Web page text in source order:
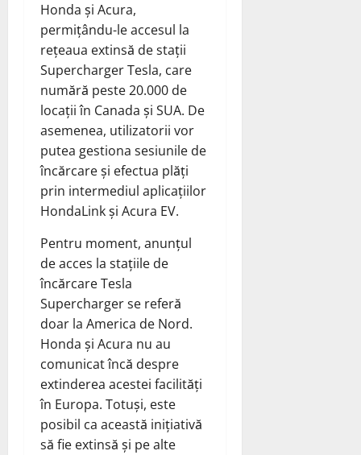
Honda și Acura,
permițându-le accesul la
rețeaua extinsă de stații
Supercharger Tesla, care
numără peste 20.000 de
locații în Canada și SUA. De
asemenea, utilizatorii vor
putea gestiona sesiunile de
încărcare și efectua plăți
prin intermediul aplicațiilor
HondaLink și Acura EV.
Pentru moment, anunțul
de acces la stațiile de
încărcare Tesla
Supercharger se referă
doar la America de Nord.
Honda și Acura nu au
comunicat încă despre
extinderea acestei facilități
în Europa. Totuși, este
posibil ca această inițiativă
să fie extinsă și pe alte